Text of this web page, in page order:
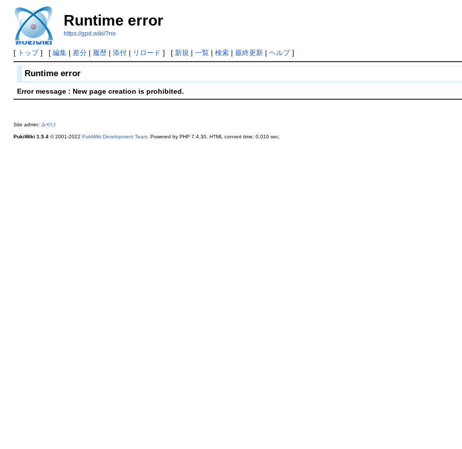
Runtime error
https://gpd.wiki/?no
[ トップ] [ 編集| 差分| 履歴| 添付| リロード ] [ 新規 | 一覧| 検索| 最終更新| ヘルプ]
Runtime error
Error message : New page creation is prohibited.
Site admin: みやけ
PukiWiki 1.5.4© 2001-2022 PukiWiki Development Team. Powered by PHP 7.4.30. HTML convert time: 0.010 sec.